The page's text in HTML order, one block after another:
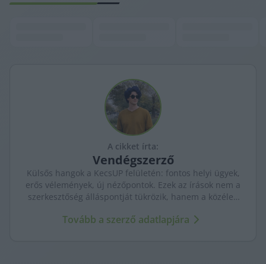
A cikket írta:
Vendégszerző
Külsős hangok a KecsUP felületén: fontos helyi ügyek,
erős vélemények, új nézőpontok. Ezek az írások nem a
szerkesztőség álláspontját tükrözik, hanem a közéleti
Tovább a szerző adatlapjára